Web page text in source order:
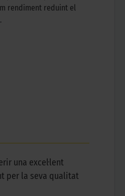
rendiment reduint el
una excel·lent
per la seva qualitat